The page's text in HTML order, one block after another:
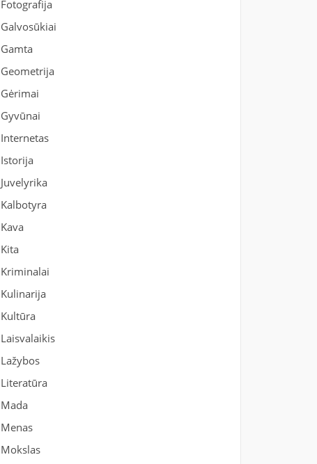
Fotografija
Galvosūkiai
Gamta
Geometrija
Gėrimai
Gyvūnai
Internetas
Istorija
Juvelyrika
Kalbotyra
Kava
Kita
Kriminalai
Kulinarija
Kultūra
Laisvalaikis
Lažybos
Literatūra
Mada
Menas
Mokslas